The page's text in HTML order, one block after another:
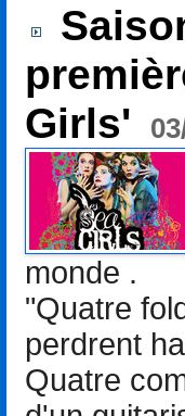
Girls'
monde .
"Quatre
perdrent
Quatre